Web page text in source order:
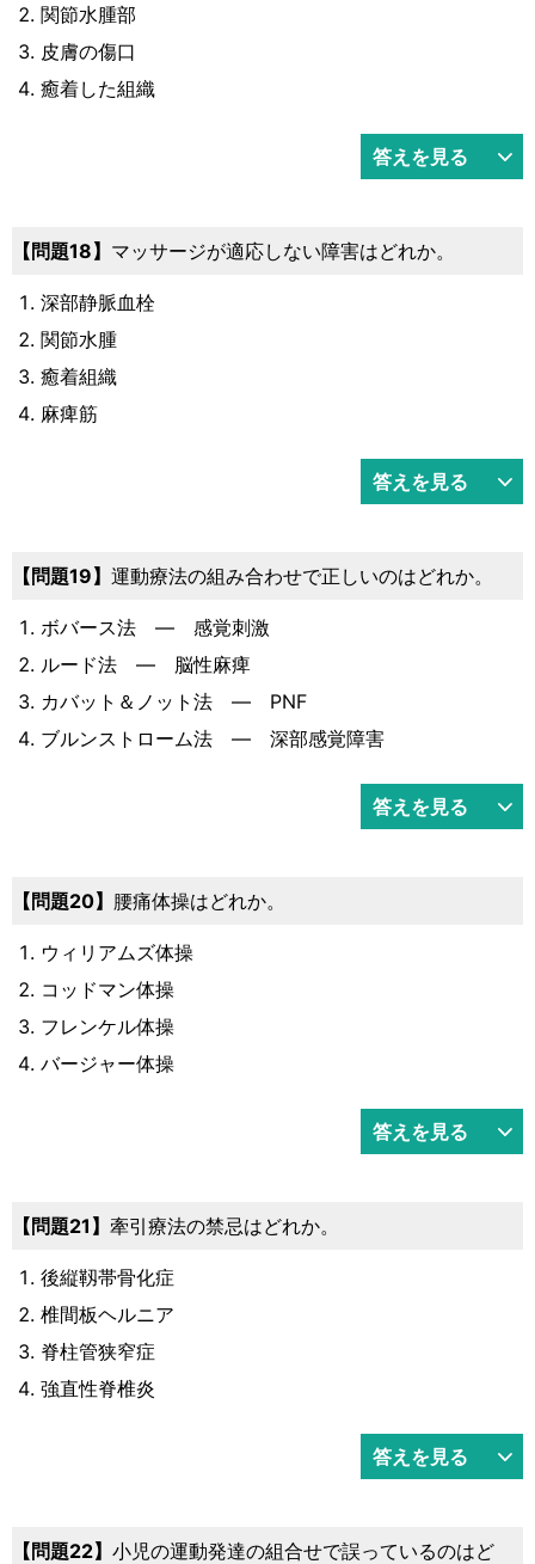
関節水腫部
皮膚の傷口
癒着した組織
答えを見る
18 マッサージが適応しない障害はどれか。
深部静脈血栓
関節水腫
癒着組織
麻痺筋
答えを見る
19 運動療法の組み合わせで正しいのはどれか。
ボバース法 ― 感覚刺激
ルード法 ― 脳性麻痺
カバット＆ノット法 ― PNF
ブルンストローム法 ― 深部感覚障害
答えを見る
20 腰痛体操はどれか。
ウィリアムズ体操
コッドマン体操
フレンケル体操
バージャー体操
答えを見る
21 牽引療法の禁忌はどれか。
後縦靱帯骨化症
椎間板ヘルニア
脊柱管狭窄症
強直性脊椎炎
答えを見る
22
小児の運動発達の組合せで誤っているのはど